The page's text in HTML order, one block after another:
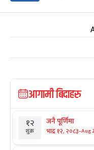
आगामी बिदाहरु
१२
शुक्र
जनै पूर्णिमा
भाद्र १२, २०८३-Aug